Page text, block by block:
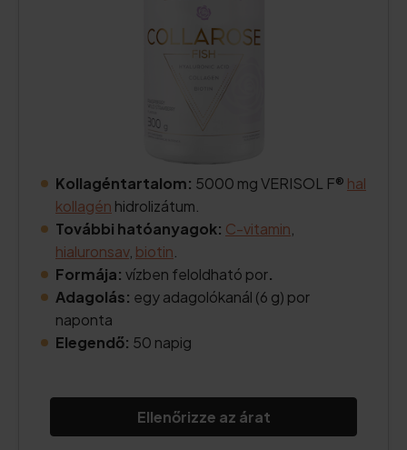
Kollagéntartalom: 5000 mg VERISOL F® hal
kollagén hidrolizátum.
További hatóanyagok: C-vitamin
hialuronsav, biotin
Formája: vízben feloldható por.
Adagolás: egy adagolókanál (6 g) por
naponta
Elegendő: 50 napig
Ellenőrizze az árat